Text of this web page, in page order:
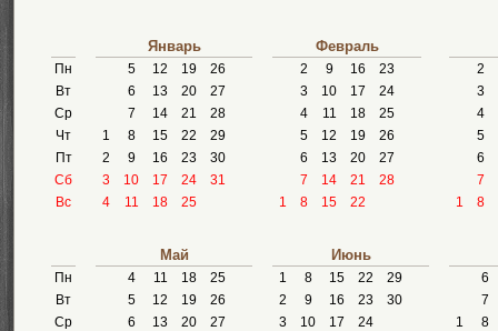
Пн
Вт
Ср
Чт
Пт
Сб
Вс
Январь
5 12 19
26
6
13 20
27
7
14 21
28
1
8 15 22
29
2
9 16 23
30
3
10 17 24
31
4
11 18 25
Февраль
2 9 16
23
3
10 17
24
4
11 18
25
5
12 19
26
6
13 20
27
7
14 21
28
1
8 15 22
2
3
4
5
6
7
1
8
Пн
Вт
Ср
Май
4 11 18
25
5
12 19
26
6
13 20
27
Июнь
1 8 15 22
29
2
9 16 23
30
3
10 17
24
6
7
1
8